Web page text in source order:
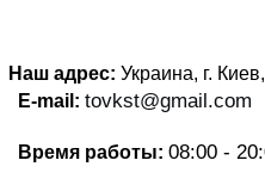
Наш адрес: Украина, г.
E-mail: tovkst@gmail.com
Время работы: 08:00 -